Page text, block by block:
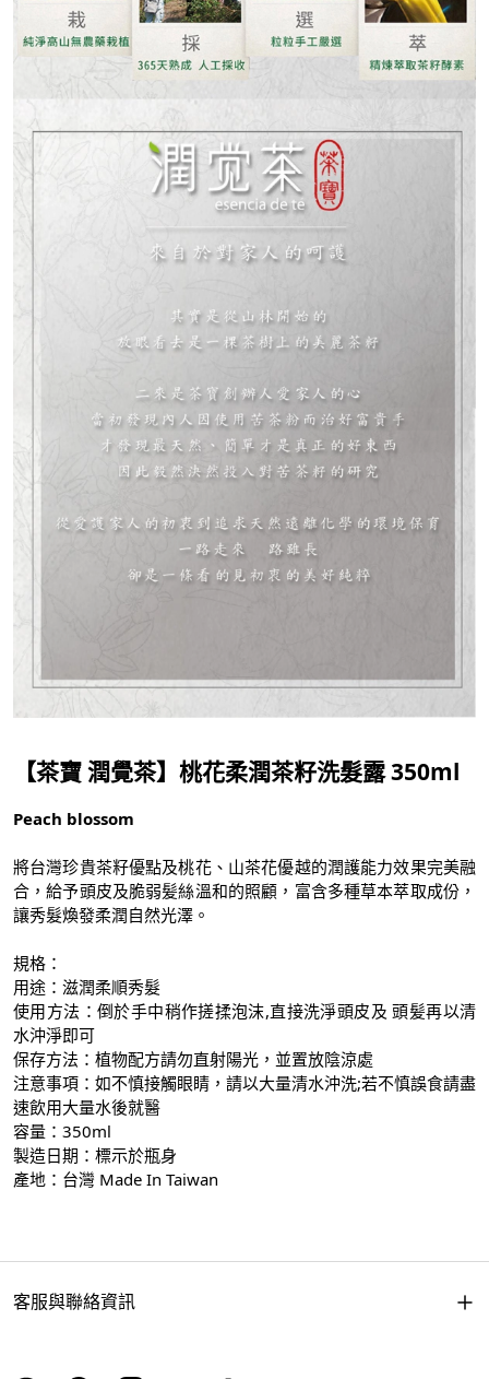
【茶寶 潤覺茶】桃花柔潤茶籽洗髮露 350ml
Peach blossom
將台灣珍貴茶籽優點及桃花、山茶花優越的潤護能力效果完美融
合，給予頭皮及脆弱髪絲溫和的照顧，富含多種草本萃取成份，
讓秀髮煥發柔潤自然光澤。
規格：
用途：滋潤柔順秀髮
使用方法：倒於手中稍作搓揉泡沫,直接洗淨頭皮及 頭髪再以清
水沖淨即可
保存方法：植物配方請勿直射陽光，並置放陰涼處
注意事項：如不慎接觸眼睛，請以大量清水沖洗;若不慎誤食請盡
速飲用大量水後就醫
容量：350ml
製造日期：標示於瓶身
產地：台灣 Made In Taiwan
客服與聯絡資訊